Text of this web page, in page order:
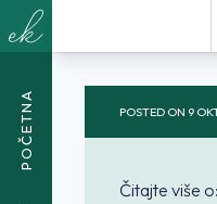
POČETNA
<SPAN
SLOBODA?</
POSTED ON 9
Čitajte više